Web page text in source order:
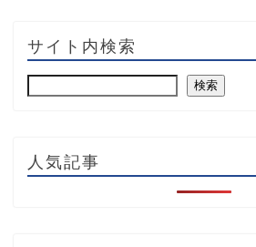
サイト内検索
検索
人気記事